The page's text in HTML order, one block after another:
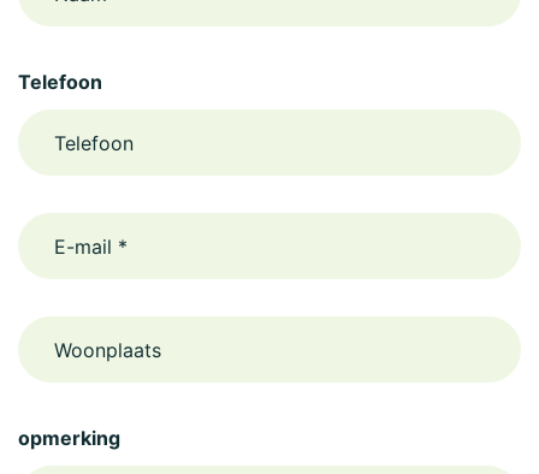
Telefoon
email
Woonplaats
opmerking